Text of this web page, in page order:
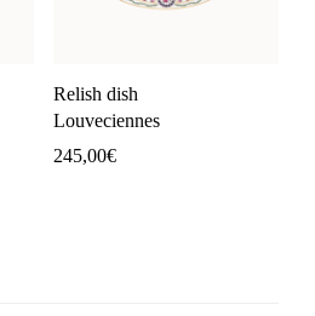
Relish dish
Louveciennes
245,00€